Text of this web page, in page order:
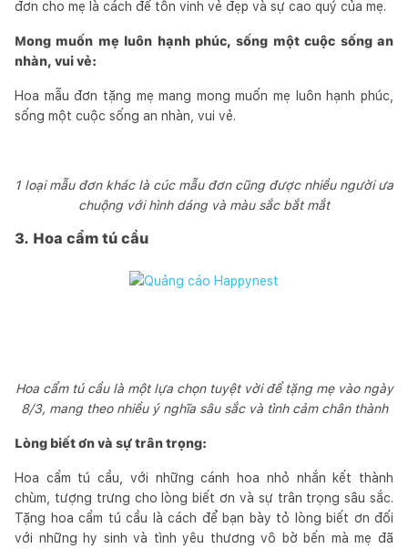
đơn cho mẹ là cách để tôn vinh vẻ đẹp và sự cao quý của mẹ.
Mong muốn mẹ luôn hạnh phúc, sống một cuộc sống an
nhàn, vui vẻ:
Hoa mẫu đơn tặng mẹ mang mong muốn mẹ luôn hạnh phúc,
sống một cuộc sống an nhàn, vui vẻ.
1 loại mẫu đơn khác là cúc mẫu đơn cũng được nhiều người ưa
chuộng với hình dáng và màu sắc bắt mắt
3. Hoa cẩm tú cầu
Hoa cẩm tú cầu là một lựa chọn tuyệt vời để tặng mẹ vào ngày
8/3, mang theo nhiều ý nghĩa sâu sắc và tình cảm chân thành
Lòng biết ơn và sự trân trọng:
Hoa cẩm tú cầu, với những cánh hoa nhỏ nhắn kết thành
chùm, tượng trưng cho lòng biết ơn và sự trân trọng sâu sắc.
Tặng hoa cẩm tú cầu là cách để bạn bày tỏ lòng biết ơn đối
với những hy sinh và tình yêu thương vô bờ bến mà mẹ đã